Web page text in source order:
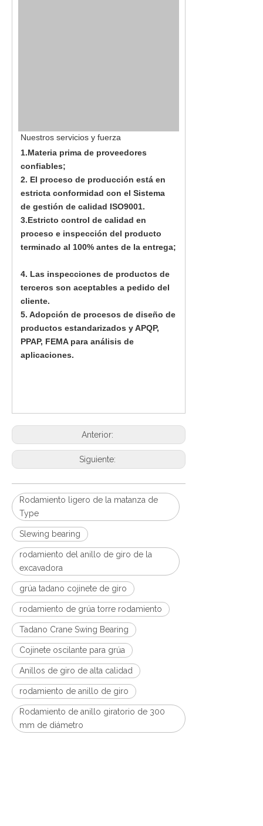
Nuestros servicios y fuerza
1.Materia prima de proveedores
confiables;
2. El proceso de producción está en
estricta conformidad con el Sistema
de gestión de calidad ISO9001.
3.Estricto control de calidad en
proceso e inspección del producto
terminado al 100% antes de la entrega;
4. Las inspecciones de productos de
terceros son aceptables a pedido del
cliente.
5. Adopción de procesos de diseño de
productos estandarizados y APQP,
PPAP, FEMA para análisis de
aplicaciones.
Anterior:
Siguiente:
Rodamiento ligero de la matanza de
Type
Slewing bearing
rodamiento del anillo de giro de la
excavadora
grúa tadano cojinete de giro
rodamiento de grúa torre rodamiento
Tadano Crane Swing Bearing
Cojinete oscilante para grúa
Anillos de giro de alta calidad
rodamiento de anillo de giro
Rodamiento de anillo giratorio de 300
mm de diámetro